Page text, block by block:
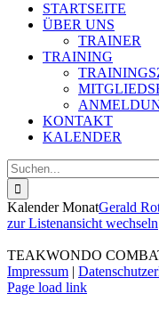
STARTSEITE
ÜBER UNS
TRAINER
TRAINING
KONTAKT
KALENDER
Suche
nach:
Kalender MonatGerald
zur Listenansicht wechseln
TEAKWONDO
Impressum |
Page load link